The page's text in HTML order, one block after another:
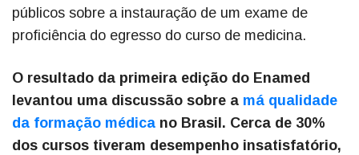
públicos sobre a instauração de um exame de
proficiência do egresso do curso de medicina.
O resultado da primeira edição do Enamed
levantou uma discussão sobre a má qualidade
da formação médica no Brasil. Cerca de 30%
dos cursos tiveram desempenho insatisfatório,